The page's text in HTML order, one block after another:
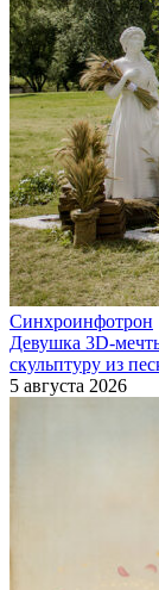
Синхроинфотрон
Девушка 3D-
скульптуру из
5 августа 2026